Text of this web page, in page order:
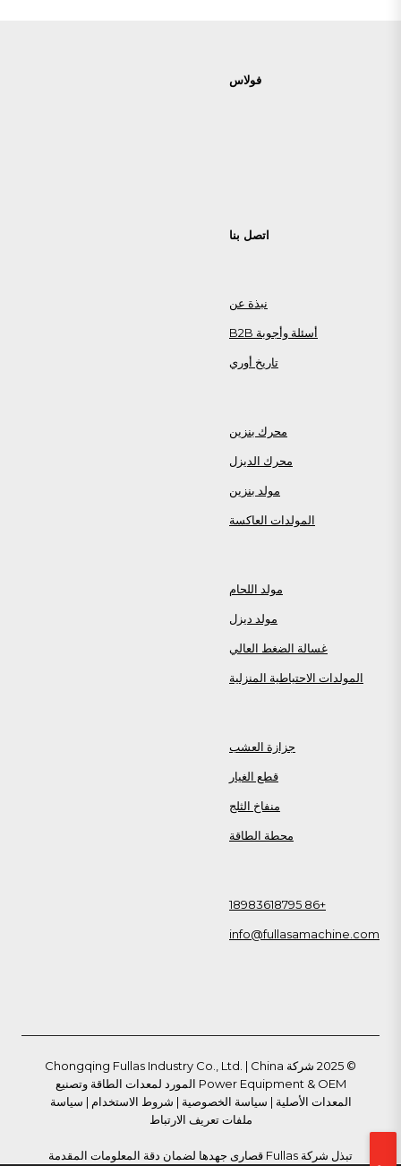
فولاس
اتصل بنا
نبذة عن
أسئلة وأجوبة B2B
تاريخ أوري
محرك بنزين
محرك الديزل
مولد بنزين
المولدات العاكسة
مولد اللحام
مولد ديزل
غسالة الضغط العالي
المولدات الاحتياطية المنزلية
جزازة العشب
قطع الغيار
منفاخ الثلج
محطة الطاقة
+86 18983618795
info@fullasamachine.com
© 2025 شركة Chongqing Fullas Industry Co., Ltd. | China
Power Equipment & OEM المورد لمعدات الطاقة وتصنيع
المعدات الأصلية | سياسة الخصوصية | شروط الاستخدام | سياسة
ملفات تعريف الارتباط
تبذل شركة Fullas قصارى جهدها لضمان دقة المعلومات المقدمة